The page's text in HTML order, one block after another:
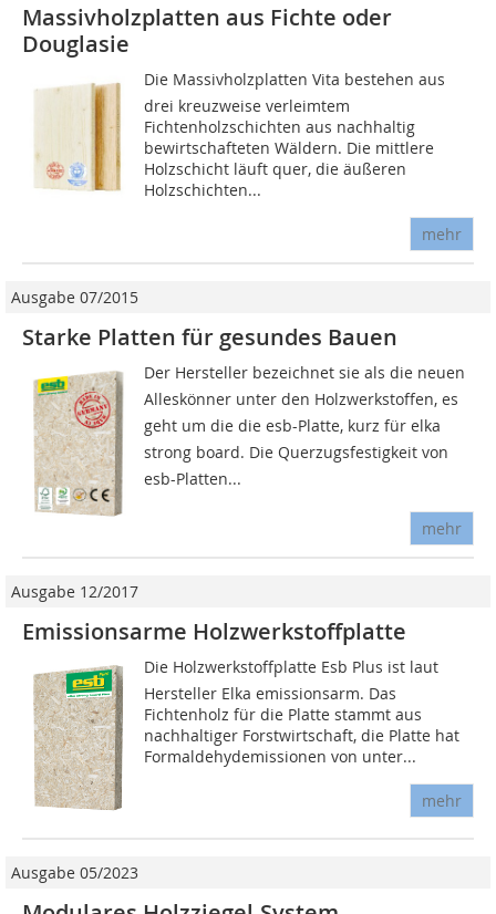
Massivholzplatten aus Fichte oder
Douglasie
Die Massivholzplatten Vita bestehen aus
drei kreuzweise verleimtem
Fichtenholzschichten aus nachhaltig
bewirtschafteten Wäldern. Die mittlere
Holzschicht läuft quer, die äußeren
Holzschichten...
mehr
Ausgabe 07/2015
Starke Platten für gesundes Bauen
Der Hersteller bezeichnet sie als die neuen
Alleskönner unter den Holzwerkstoffen, es
geht um die die esb-Platte, kurz für elka
strong board. Die Querzugsfestigkeit von
esb-Platten...
mehr
Ausgabe 12/2017
Emissionsarme Holzwerkstoffplatte
Die Holzwerkstoffplatte Esb Plus ist laut
Hersteller Elka emissionsarm. Das
Fichtenholz für die Platte stammt aus
nachhaltiger Forstwirtschaft, die Platte hat
Formaldehydemissionen von unter...
mehr
Ausgabe 05/2023